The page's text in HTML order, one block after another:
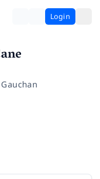
Login